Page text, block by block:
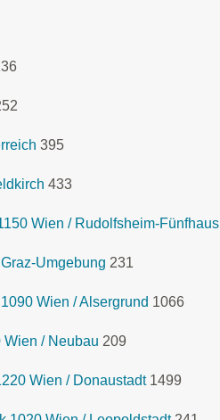
395
433
Wien / Rudolfsheim-Fünfhaus
Umgebung 231
Wien / Alsergrund 1066
/ Neubau 209
Wien / Donaustadt 1499